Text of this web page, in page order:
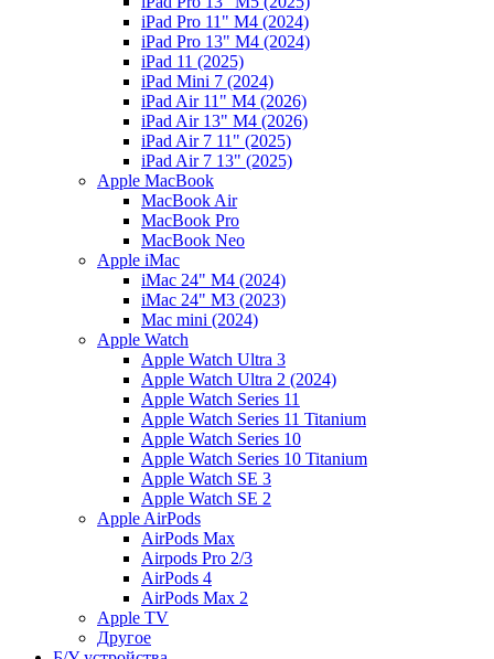
iPad Pro 11" M4 (2024)
iPad Pro 13" M4 (2024)
iPad 11 (2025)
iPad Mini 7 (2024)
iPad Air 11" M4 (2026)
iPad Air 13" M4 (2026)
iPad Air 7 11" (2025)
iPad Air 7 13" (2025)
Apple MacBook
MacBook Air
MacBook Pro
MacBook Neo
Apple iMac
iMac 24" M4 (2024)
iMac 24" M3 (2023)
Mac mini (2024)
Apple Watch
Apple Watch Ultra 3
Apple Watch Ultra 2 (2024)
Apple Watch Series 11
Apple Watch Series 11 Titanium
Apple Watch Series 10
Apple Watch Series 10 Titanium
Apple Watch SE 3
Apple Watch SE 2
Apple AirPods
AirPods Max
Airpods Pro 2/3
AirPods 4
AirPods Max 2
Apple TV
Другое